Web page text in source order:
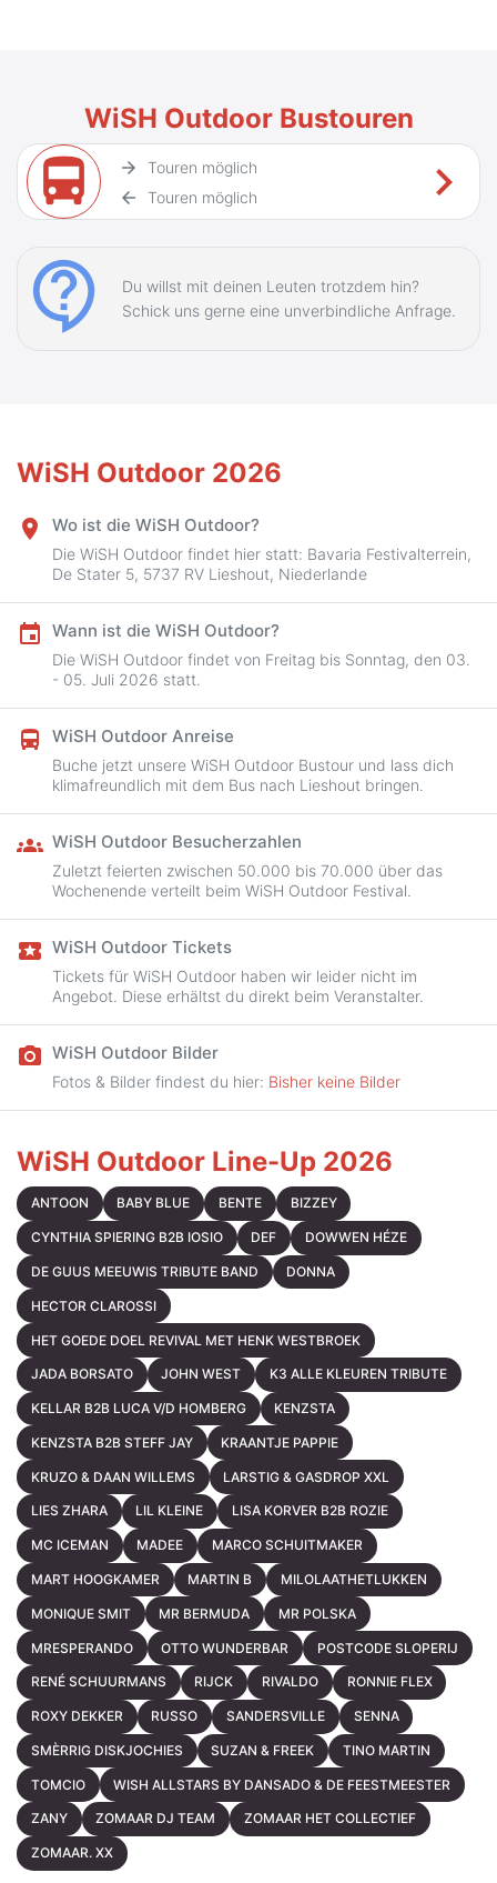
WiSH Outdoor Bustouren
directions_bus arrow_forward Touren möglich
arrow_back Touren möglich keyboard_arrow_right
contact_support
Du willst mit deinen Leuten trotzdem hin?
Schick uns gerne eine unverbindliche Anfrage.
WiSH Outdoor Line-Up 2026
ANTOON BABY BLUE BENTE BIZZEY
CYNTHIA SPIERING B2B IOSIO DEF DOWWEN HÉZE
DE GUUS MEEUWIS TRIBUTE BAND DONNA
HECTOR CLAROSSI
HET GOEDE DOEL REVIVAL MET HENK WESTBROEK
JADA BORSATO JOHN WEST K3 ALLE KLEUREN TRIBUTE
KELLAR B2B LUCA V/D HOMBERG KENZSTA
KENZSTA B2B STEFF JAY KRAANTJE PAPPIE
KRUZO & DAAN WILLEMS LARSTIG & GASDROP XXL
LIES ZHARA LIL KLEINE LISA KORVER B2B ROZIE
MC ICEMAN MADEE MARCO SCHUITMAKER
MART HOOGKAMER MARTIN B MILOLAATHETLUKKEN
MONIQUE SMIT MR BERMUDA MR POLSKA
MRESPERANDO OTTO WUNDERBAR POSTCODE SLOPERIJ
RENÉ SCHUURMANS RIJCK RIVALDO RONNIE FLEX
ROXY DEKKER RUSSO SANDERSVILLE SENNA
SMÈRRIG DISKJOCHIES SUZAN & FREEK TINO MARTIN
TOMCIO WISH ALLSTARS BY DANSADO & DE FEESTMEESTER
ZANY ZOMAAR DJ TEAM ZOMAAR HET COLLECTIEF
ZOMAAR. XX
WiSH Outdoor 2026
place Wo ist die WiSH Outdoor?
Die WiSH Outdoor findet hier statt: Bavaria Festivalterrein,
De Stater 5, 5737 RV Lieshout, Niederlande
event Wann ist die WiSH Outdoor?
Die WiSH Outdoor findet von Freitag bis Sonntag, den 03.
- 05. Juli 2026 statt.
directions_bus WiSH Outdoor Anreise
Buche jetzt unsere WiSH Outdoor Bustour und lass dich
klimafreundlich mit dem Bus nach Lieshout bringen.
groups WiSH Outdoor Besucherzahlen
Zuletzt feierten zwischen 50.000 bis 70.000 über das
Wochenende verteilt beim WiSH Outdoor Festival.
local_activity WiSH Outdoor Tickets
Tickets für WiSH Outdoor haben wir leider nicht im
Angebot. Diese erhältst du direkt beim Veranstalter.
camera_alt WiSH Outdoor Bilder
Fotos & Bilder findest du hier: Bisher keine Bilder